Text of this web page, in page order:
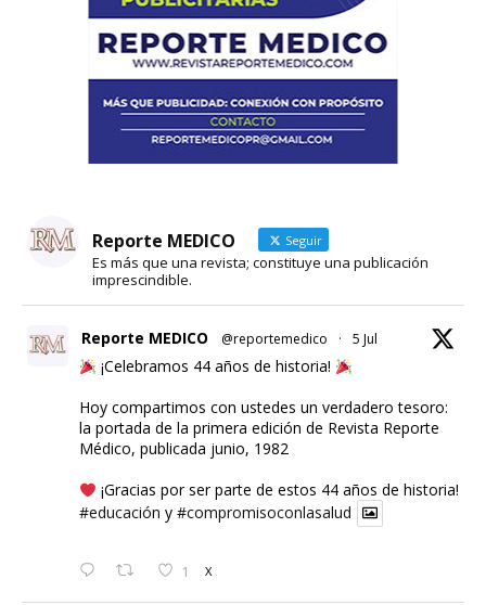
Reporte MEDICO Seguir
Es más que una revista; constituye una publicación
imprescindible.
Reporte MEDICO @reportemedico · 5 Jul
¡Celebramos 44 años de historia!
Hoy compartimos con ustedes un verdadero tesoro:
la portada de la primera edición de Revista Reporte
Médico, publicada junio, 1982
¡Gracias por ser parte de estos 44 años de historia!
#educación y #compromisoconlasalud
1 X